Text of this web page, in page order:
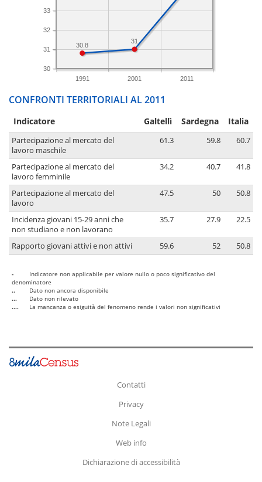
1991 2001 2011
30
31
32
33
31
30.8
CONFRONTI TERRITORIALI AL 2011
Indicatore Galtellì Sardegna Italia
Partecipazione al mercato del
lavoro maschile
61.3 59.8 60.7
Partecipazione al mercato del
lavoro femminile
34.2 40.7 41.8
Partecipazione al mercato del
lavoro
47.5 50 50.8
Incidenza giovani 15-29 anni che
non studiano e non lavorano
35.7 27.9 22.5
Rapporto giovani attivi e non attivi 59.6 52 50.8
-
Indicatore non applicabile per valore nullo o poco significativo del
denominatore
..
Dato non ancora disponibile
...
Dato non rilevato
....
La mancanza o esiguità del fenomeno rende i valori non significativi
Contatti
Privacy
Note Legali
Web info
Dichiarazione di accessibilità